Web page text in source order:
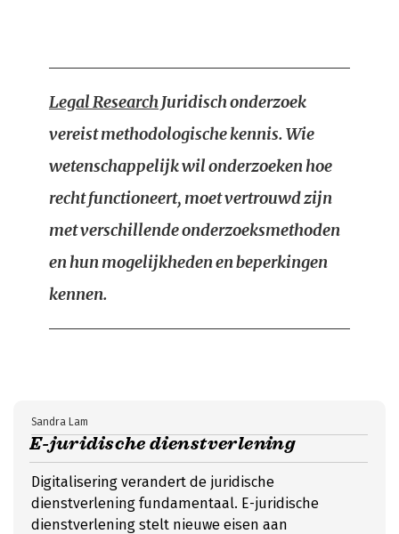
Legal ResearchJuridisch onderzoek
vereist methodologische kennis. Wie
wetenschappelijk wil onderzoeken hoe
recht functioneert, moet vertrouwd zijn
met verschillende onderzoeksmethoden
en hun mogelijkheden en beperkingen
kennen.
E-juridische dienstverlening
Sandra Lam
Digitalisering verandert de juridische
dienstverlening fundamentaal. E-juridische
dienstverlening stelt nieuwe eisen aan